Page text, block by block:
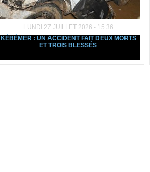
LUNDI 27 JUILLET 2026 - 15:36
KÉBÉMER : UN ACCIDENT FAIT DEUX MORTS
ET TROIS BLESSÉS